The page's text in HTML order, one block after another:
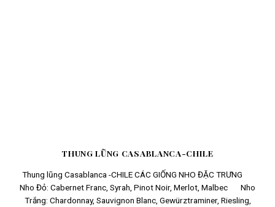
THUNG LŨNG CASABLANCA-CHILE
Thung lũng Casablanca -CHILE CÁC GIỐNG NHO ĐẶC TRƯNG
Nho Đỏ: Cabernet Franc, Syrah, Pinot Noir, Merlot, Malbec Nho
Trắng: Chardonnay, Sauvignon Blanc, Gewürztraminer, Riesling,